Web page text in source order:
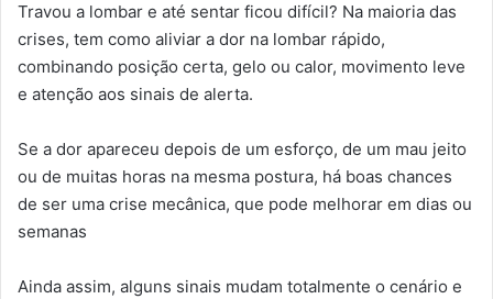
Travou a lombar e até sentar ficou difícil? Na maioria das
crises, tem como aliviar a dor na lombar rápido,
combinando posição certa, gelo ou calor, movimento leve
e atenção aos sinais de alerta.
Se a dor apareceu depois de um esforço, de um mau jeito
ou de muitas horas na mesma postura, há boas chances
de ser uma crise mecânica, que pode melhorar em dias ou
semanas
Ainda assim, alguns sinais mudam totalmente o cenário e